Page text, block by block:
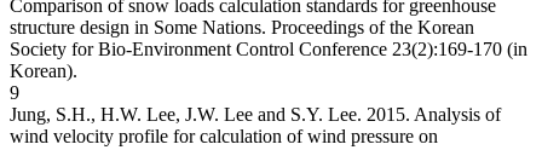
Comparison of snow loads calculation standards for greenhouse
structure design in Some Nations. Proceedings of the Korean
Society for Bio-Environment Control Conference 23(2):169-170 (in
Korean).
9
Jung, S.H., H.W. Lee, J.W. Lee and S.Y. Lee. 2015. Analysis of
wind velocity profile for calculation of wind pressure on